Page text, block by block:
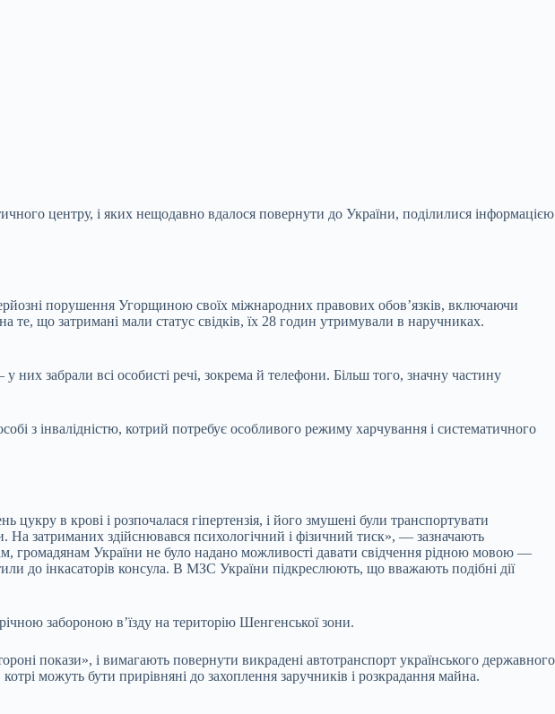
центру, і яких нещодавно вдалося повернути до України, поділилися інформацією
порушення Угорщиною своїх міжнародних правових обов’язків, включаючи
що затримані мали статус свідків, їх 28 годин утримували в наручниках.
забрали всі особисті речі, зокрема й телефони. Більш того, значну частину
з інвалідністю, котрий потребує особливого режиму харчування і систематичного
в крові і розпочалася гіпертензія, і його змушені були транспортувати
На затриманих здійснювався психологічний і фізичний тиск», — зазначають
громадянам України не було надано можливості давати свідчення рідною мовою —
до інкасаторів консула. В МЗС України підкреслюють, що вважають подібні дії
забороною в’їзду на територію Шенгенської зони.
покази», і вимагають повернути викрадені автотранспорт українського державного
можуть бути прирівняні до захоплення заручників і розкрадання майна.